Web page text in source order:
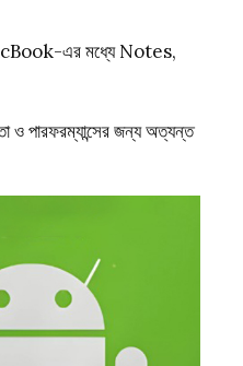
এর মধ্যে Notes,
ও পারফরম্যান্সের জন্য অত্যন্ত